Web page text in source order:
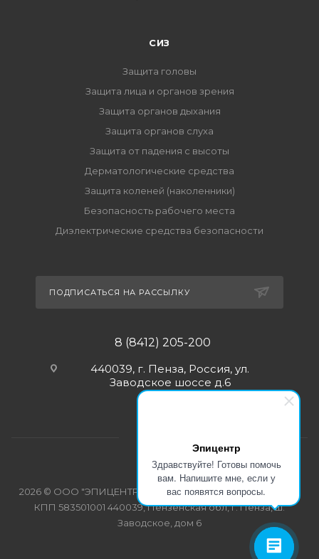
Эпицентр
Здравствуйте! Готовы помочь
вам. Напишите мне, если у
вас появятся вопросы.
СИЗ
Защита головы
Защита лица и органов зрения
Защита органов дыхания
Защита органов слуха
Защита от падения с высоты
Дерматологические средства
Защита коленей (наколенники)
Безопасность рабочего места
Диэлектрические средства безопасности
ПОДПИСАТЬСЯ НА РАССЫЛКУ
8 (8412) 205-200
440039, г. Пенза, Россия, ул.
Заводское шоссе д.6
2026 © ООО "ЭПИЦЕНТР-СПЕЦОДЕЖДА" ИНН 5835103358
КПП 583501001 440039, Пензенская обл, г. Пенза, ш.
Заводское, дом 6